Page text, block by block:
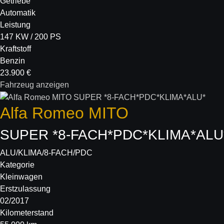
Automatik
Leistung
147 KW / 200 PS
Kraftstoff
Benzin
23.900 €
Fahrzeug anzeigen
Alfa Romeo MITO
SUPER *8-
ALU/KLIMA/8-FACH/PDC
Kategorie
Kleinwagen
Erstzulassung
02/2017
Kilometerstand